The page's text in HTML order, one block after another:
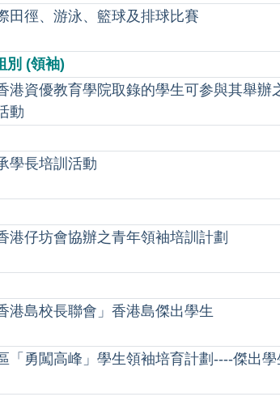
田徑、游泳、籃球及排球比賽
別 (領袖)
港資優教育學院取錄的學生可参與其舉辦
動
學長培訓活動
港仔坊會協辦之青年領袖培訓計劃
港島校長聯會」香港島傑出學生
「勇闖高峰」學生領袖培育計劃----傑出學